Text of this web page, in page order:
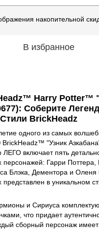
накопительной
В избранное
Harry Potter™
Соберите
BrickHeadz
одного из самых
"Узник
ЛЕГО включает пять
персонажей: Гарри Поттера,
Блэка, Дементора и Оленя
представлен в уникальном
и Сириуса
что придает
сборный персонаж